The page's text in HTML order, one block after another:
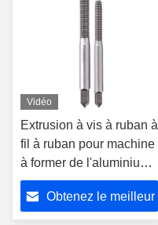
Vidéo
Extrusion à vis à ruban à
fil à ruban pour machine
à former de l'aluminium
Extrusion métrique à fil
fin
Obtenez le meilleur